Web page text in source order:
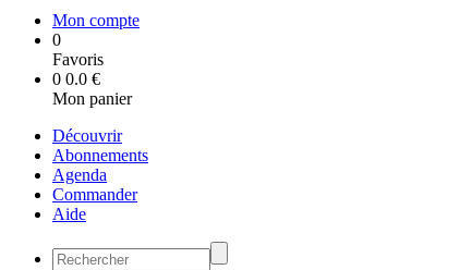
Mon compte
0
Favoris
0 0.0 €
Mon panier
Découvrir
Abonnements
Agenda
Commander
Aide